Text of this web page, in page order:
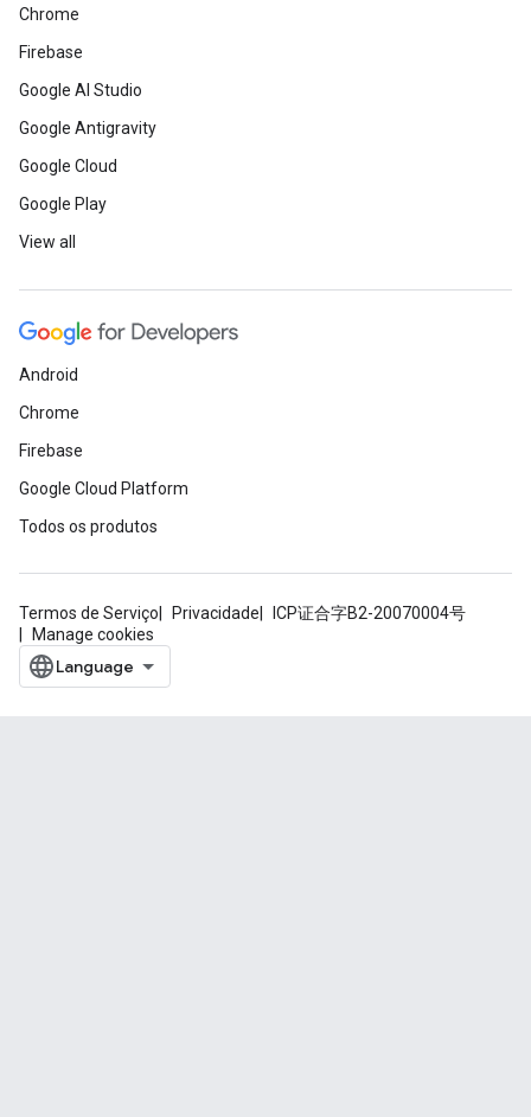
Chrome
Firebase
Google AI Studio
Google Antigravity
Google Cloud
Google Play
View all
Android
Chrome
Firebase
Google Cloud Platform
Todos os produtos
Termos de Serviço Privacidade
ICP证合字B2-20070004号
Manage cookies